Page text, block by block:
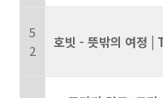
5
2
호빗 - 뜻밖의 여정